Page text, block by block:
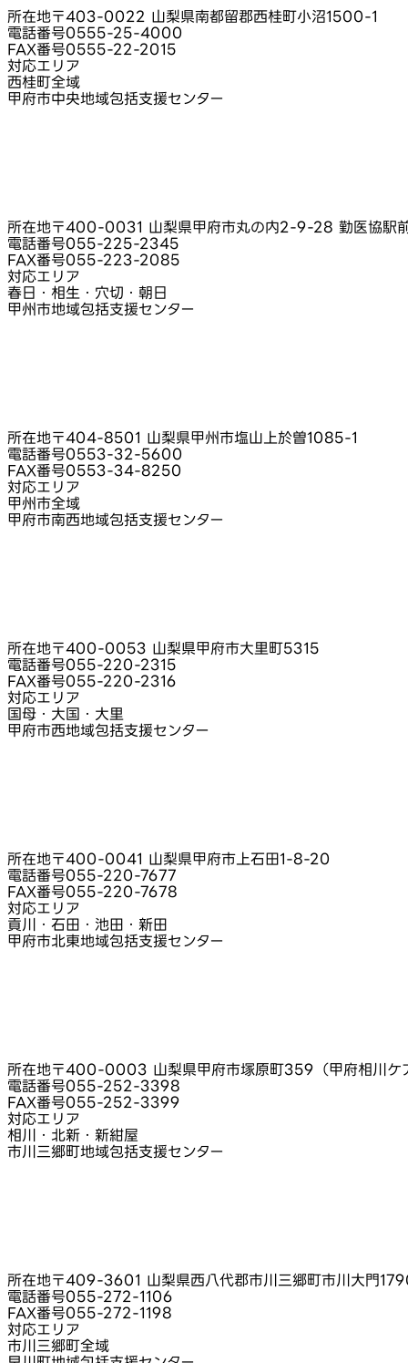
所在地〒403-0022 山梨県南都留郡西桂町小沼1500-1
電話番号0555-25-4000
FAX番号0555-22-2015
対応エリア
西桂町全域
甲府市中央地域包括支援センター
所在地〒400-0031 山梨県甲府市丸の内2-9-28 勤医協駅
電話番号055-225-2345
FAX番号055-223-2085
対応エリア
春日・相生・穴切・朝日
甲州市地域包括支援センター
所在地〒404-8501 山梨県甲州市塩山上於曽1085-1
電話番号0553-32-5600
FAX番号0553-34-8250
対応エリア
甲州市全域
甲府市南西地域包括支援センター
所在地〒400-0053 山梨県甲府市大里町5315
電話番号055-220-2315
FAX番号055-220-2316
対応エリア
国母・大国・大里
甲府市西地域包括支援センター
所在地〒400-0041 山梨県甲府市上石田1-8-20
電話番号055-220-7677
FAX番号055-220-7678
対応エリア
貢川・石田・池田・新田
甲府市北東地域包括支援センター
所在地〒400-0003 山梨県甲府市塚原町359（甲府相川ケア
電話番号055-252-3398
FAX番号055-252-3399
対応エリア
相川・北新・新紺屋
市川三郷町地域包括支援センター
所在地〒409-3601 山梨県西八代郡市川三郷町市川大門
電話番号055-272-1106
FAX番号055-272-1198
対応エリア
市川三郷町全域